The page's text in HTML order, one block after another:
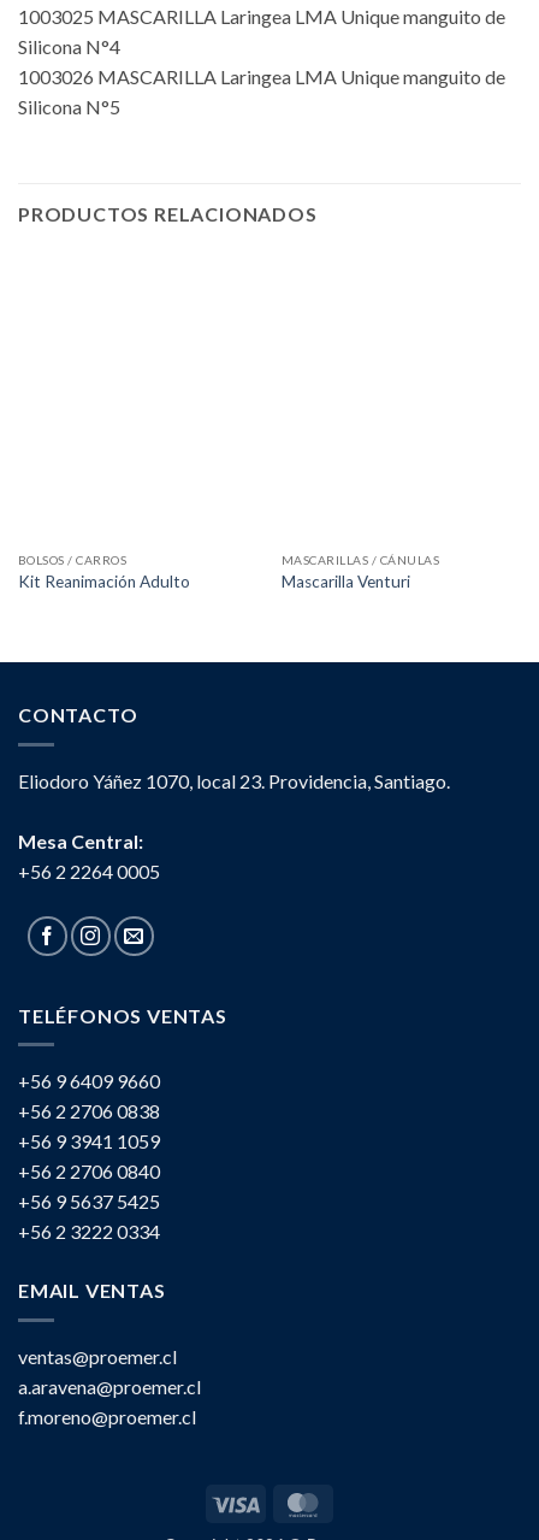
1003025 MASCARILLA Laringea LMA Unique manguito de
Silicona N°4
1003026 MASCARILLA Laringea LMA Unique manguito de
Silicona N°5
PRODUCTOS RELACIONADOS
BOLSOS / CARROS
Kit Reanimación Adulto
MASCARILLAS / CÁNULAS
Mascarilla Venturi
CONTACTO
Eliodoro Yáñez 1070, local 23. Providencia, Santiago.
Mesa Central:
+56 2 2264 0005
TELÉFONOS VENTAS
+56 9 6409 9660
+56 2 2706 0838
+56 9 3941 1059
+56 2 2706 0840
+56 9 5637 5425
+56 2 3222 0334
EMAIL VENTAS
ventas@proemer.cl
a.aravena@proemer.cl
f.moreno@proemer.cl
Visa